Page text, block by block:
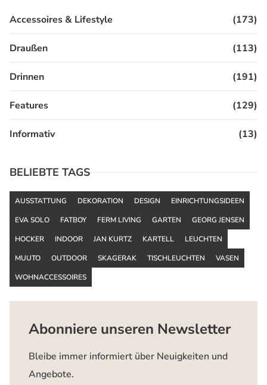
Accessoires & Lifestyle (173)
Draußen (113)
Drinnen (191)
Features (129)
Informativ (13)
BELIEBTE TAGS
AUSSTATTUNG DEKORATION DESIGN
EINRICHTUNGSIDEEN
EVA SOLO
FATBOY FERM LIVING GARTEN
GEORG JENSEN
HOCKER
INDOOR JAN KURTZ KARTELL
LEUCHTEN
MUUTO
OUTDOOR SKAGERAK TISCHLEUCHTEN
VASEN
WOHNACCESSOIRES
Abonniere unseren Newsletter
Bleibe immer informiert über Neuigkeiten und
Angebote.